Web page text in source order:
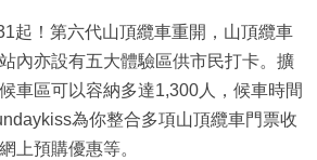
起！第六代山頂纜車重開，山頂纜車
內亦設有五大體驗區供市民打卡。擴
車區可以容納多達1,300人，候車時間
為你整合多項山頂纜車門票收
上預購優惠等。